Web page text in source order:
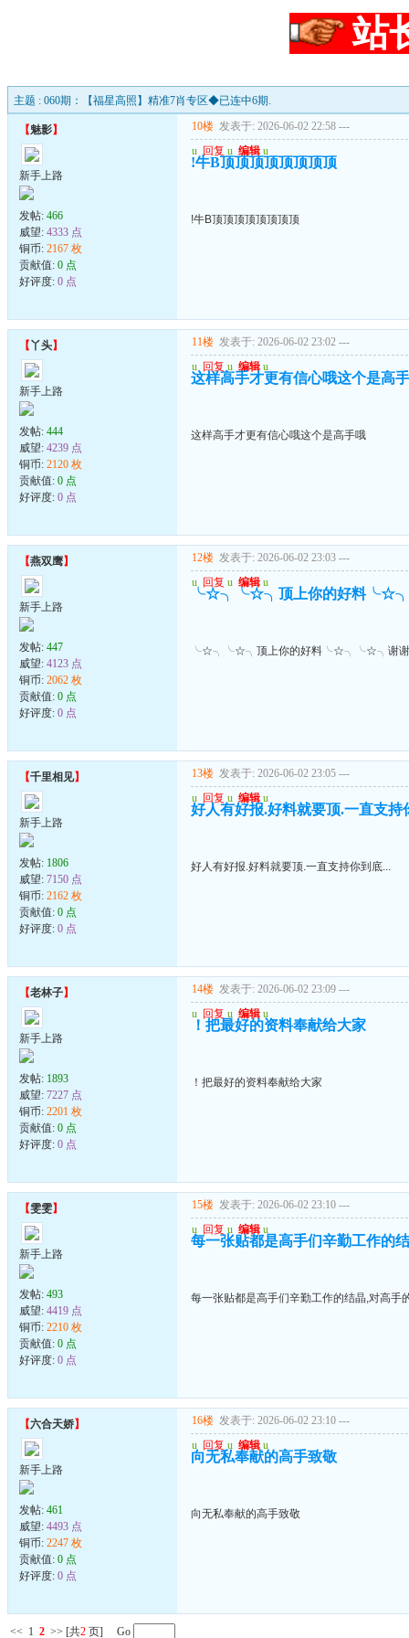
站
主题 : 060期：【福星高照】精准7肖专区◆已连中6期.
【魅影】
新手上路
发帖: 466
威望: 4333 点
铜币: 2167 枚
贡献值: 0 点
好评度: 0 点
10楼 发表于: 2026-06-02 22:58 ---
u 回复 u 编辑 u
!牛B顶顶顶顶顶顶顶顶
!牛B顶顶顶顶顶顶顶顶
【丫头】
新手上路
发帖: 444
威望: 4239 点
铜币: 2120 枚
贡献值: 0 点
好评度: 0 点
11楼 发表于: 2026-06-02 23:02 ---
u 回复 u 编辑 u
这样高手才更有信心哦这个是高
这样高手才更有信心哦这个是高手哦
【燕双鹰】
新手上路
发帖: 447
威望: 4123 点
铜币: 2062 枚
贡献值: 0 点
好评度: 0 点
12楼 发表于: 2026-06-02 23:03 ---
u 回复 u 编辑 u
╰☆╮╰☆╮顶上你的好料
╰☆╮╰☆╮顶上你的好料╰☆╮╰☆╮谢
【千里相见】
新手上路
发帖: 1806
威望: 7150 点
铜币: 2162 枚
贡献值: 0 点
好评度: 0 点
13楼 发表于: 2026-06-02 23:05 ---
u 回复 u 编辑 u
好人有好报.好料就要顶.一直支持
好人有好报.好料就要顶.一直支持你到底...
【老林子】
新手上路
发帖: 1893
威望: 7227 点
铜币: 2201 枚
贡献值: 0 点
好评度: 0 点
14楼 发表于: 2026-06-02 23:09 ---
u 回复 u 编辑 u
！把最好的资料奉献给大家
！把最好的资料奉献给大家
【雯雯】
新手上路
发帖: 493
威望: 4419 点
铜币: 2210 枚
贡献值: 0 点
好评度: 0 点
15楼 发表于: 2026-06-02 23:10 ---
u 回复 u 编辑 u
每一张贴都是高手们辛勤工作的
每一张贴都是高手们辛勤工作的结晶,对高手
【六合天娇】
新手上路
发帖: 461
威望: 4493 点
铜币: 2247 枚
贡献值: 0 点
好评度: 0 点
16楼 发表于: 2026-06-02 23:10 ---
u 回复 u 编辑 u
向无私奉献的高手致敬
向无私奉献的高手致敬
<< 1 2 >> [共2 页] Go